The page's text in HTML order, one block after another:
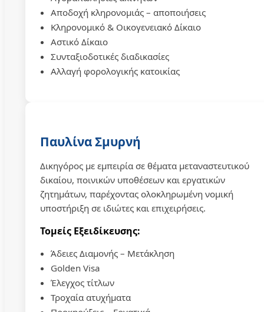
Αποδοχή κληρονομιάς – αποποιήσεις
Κληρονομικό & Οικογενειακό Δίκαιο
Αστικό Δίκαιο
Συνταξιοδοτικές διαδικασίες
Αλλαγή φορολογικής κατοικίας
Παυλίνα Σμυρνή
Δικηγόρος με εμπειρία σε θέματα μεταναστευτικού
δικαίου, ποινικών υποθέσεων και εργατικών
ζητημάτων, παρέχοντας ολοκληρωμένη νομική
υποστήριξη σε ιδιώτες και επιχειρήσεις.
Τομείς Εξειδίκευσης:
Άδειες Διαμονής – Μετάκληση
Golden Visa
Έλεγχος τίτλων
Τροχαία ατυχήματα